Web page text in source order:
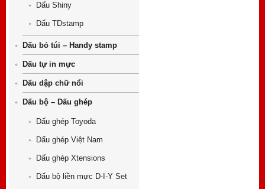
Dấu Shiny
Dấu TDstamp
Dấu bỏ túi – Handy stamp
Dấu tự in mực
Dấu dập chữ nổi
Dấu bộ – Dấu ghép
Dấu ghép Toyoda
Dấu ghép Việt Nam
Dấu ghép Xtensions
Dấu bộ liền mực D-I-Y Set